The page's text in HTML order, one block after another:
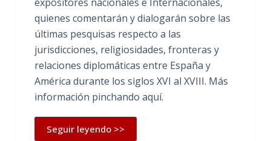
quienes comentarán y dialogarán sobre las
últimas pesquisas respecto a las
jurisdicciones, religiosidades, fronteras y
relaciones diplomáticas entre España y
América durante los siglos XVI al XVIII. Más
información pinchando aquí.
Seguir leyendo >>